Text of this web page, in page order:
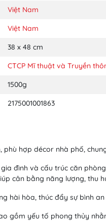
Việt Nam
Việt Nam
38 x 48 cm
CTCP Mĩ thuật và Truyền
1500g
2175001001863
phù hợp décor nhà phố,
đình và cấu trúc căn
cân bằng năng lượng, thu
hài hòa, thúc đẩy sự bình
gồm yếu tố phong thủy